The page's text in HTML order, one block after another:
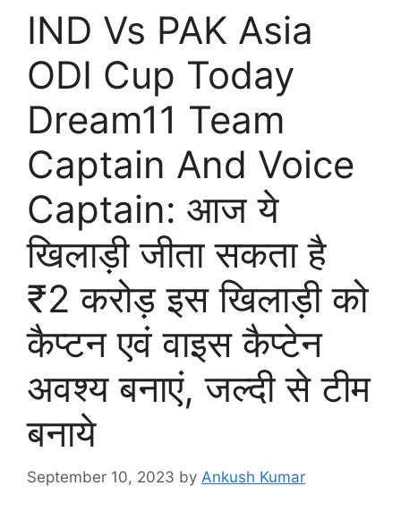
IND Vs PAK Asia
ODI Cup Today
Dream11 Team
Captain And Voice
Captain: आज ये
खिलाड़ी जीता सकता है
₹2 करोड़ इस खिलाड़ी को
कैप्टन एवं वाइस कैप्टेन
अवश्य बनाएं, जल्दी से टीम
बनाये
September 10, 2023 by Ankush Kumar